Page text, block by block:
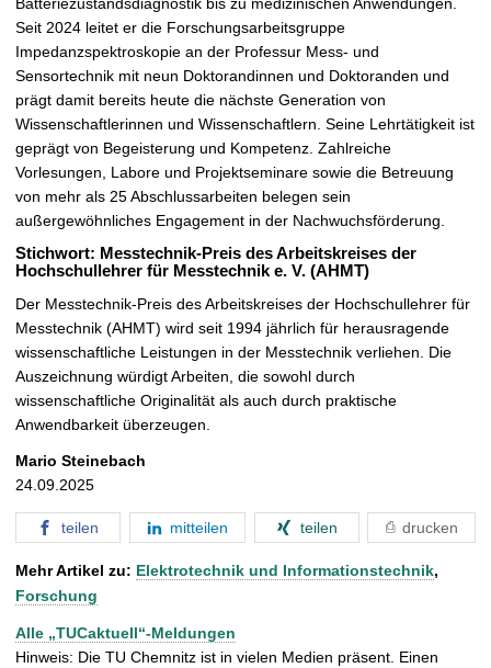
Batteriezustandsdiagnostik bis zu medizinischen Anwendungen.
Seit 2024 leitet er die Forschungsarbeitsgruppe
Impedanzspektroskopie an der Professur Mess- und
Sensortechnik mit neun Doktorandinnen und Doktoranden und
prägt damit bereits heute die nächste Generation von
Wissenschaftlerinnen und Wissenschaftlern. Seine Lehrtätigkeit ist
geprägt von Begeisterung und Kompetenz. Zahlreiche
Vorlesungen, Labore und Projektseminare sowie die Betreuung
von mehr als 25 Abschlussarbeiten belegen sein
außergewöhnliches Engagement in der Nachwuchsförderung.
Stichwort: Messtechnik-Preis des Arbeitskreises der
Hochschullehrer für Messtechnik e. V. (AHMT)
Der Messtechnik-Preis des Arbeitskreises der Hochschullehrer für
Messtechnik (AHMT) wird seit 1994 jährlich für herausragende
wissenschaftliche Leistungen in der Messtechnik verliehen. Die
Auszeichnung würdigt Arbeiten, die sowohl durch
wissenschaftliche Originalität als auch durch praktische
Anwendbarkeit überzeugen.
Mario Steinebach
24.09.2025
teilen mitteilen teilen drucken
Mehr Artikel zu: Elektrotechnik und Informationstechnik,
Forschung
Alle „TUCaktuell“-Meldungen
Hinweis: Die TU Chemnitz ist in vielen Medien präsent. Einen